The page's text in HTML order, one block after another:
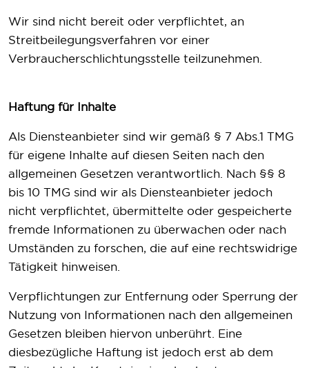
Wir sind nicht bereit oder verpflichtet, an
Streitbeilegungsverfahren vor einer
Verbraucherschlichtungsstelle teilzunehmen.
Haftung für Inhalte
Als Diensteanbieter sind wir gemäß § 7 Abs.1 TMG
für eigene Inhalte auf diesen Seiten nach den
allgemeinen Gesetzen verantwortlich. Nach §§ 8
bis 10 TMG sind wir als Diensteanbieter jedoch
nicht verpflichtet, übermittelte oder gespeicherte
fremde Informationen zu überwachen oder nach
Umständen zu forschen, die auf eine rechtswidrige
Tätigkeit hinweisen.
Verpflichtungen zur Entfernung oder Sperrung der
Nutzung von Informationen nach den allgemeinen
Gesetzen bleiben hiervon unberührt. Eine
diesbezügliche Haftung ist jedoch erst ab dem